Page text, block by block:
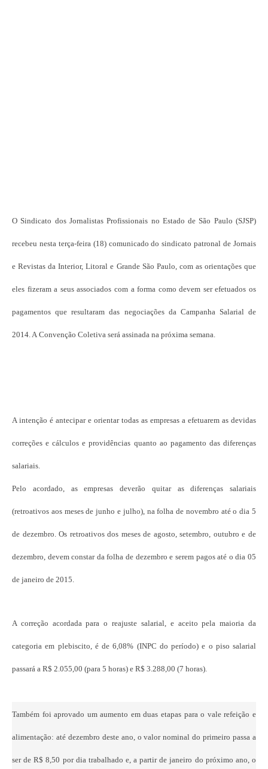
O Sindicato dos Jornalistas Profissionais no Estado de São Paulo (SJSP)
recebeu nesta terça-feira (18) comunicado do sindicato patronal de Jornais
e Revistas da Interior, Litoral e Grande São Paulo, com as orientações que
eles fizeram a seus associados com a forma como devem ser efetuados os
pagamentos que resultaram das negociações da Campanha Salarial de
2014. A Convenção Coletiva será assinada na próxima semana.
A intenção é antecipar e orientar todas as empresas a efetuarem as devidas
correções e cálculos e providências quanto ao pagamento das diferenças
salariais.
Pelo acordado, as empresas deverão quitar as diferenças salariais
(retroativos aos meses de junho e julho), na folha de novembro até o dia 5
de dezembro. Os retroativos dos meses de agosto, setembro, outubro e de
dezembro, devem constar da folha de dezembro e serem pagos até o dia 05
de janeiro de 2015.
A correção acordada para o reajuste salarial, e aceito pela maioria da
categoria em plebiscito, é de 6,08% (INPC do período) e o piso salarial
passará a R$ 2.055,00 (para 5 horas) e R$ 3.288,00 (7 horas).
Também foi aprovado um aumento em duas etapas para o vale refeição e
alimentação: até dezembro deste ano, o valor nominal do primeiro passa a
ser de R$ 8,50 por dia trabalhado e, a partir de janeiro do próximo ano, o